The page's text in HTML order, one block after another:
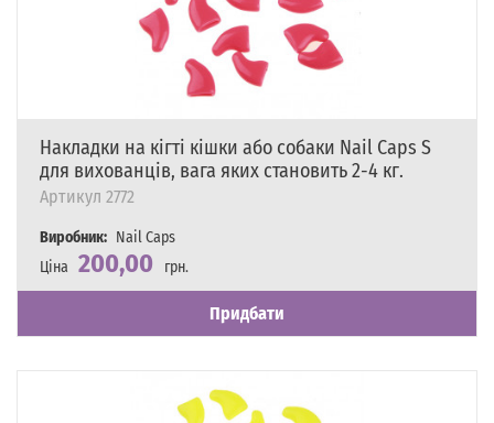
Накладки на кігті кішки або собаки Nail Caps S
для вихованців, вага яких становить 2-4 кг.
Артикул 2772
Виробник: Nail Caps
Ціна 200,00
грн.
Наявність
Є в наявності
Придбати